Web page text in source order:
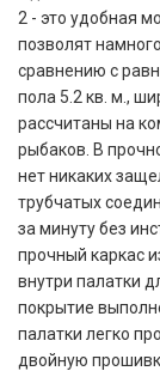
2 - это удобная
позволят
сравнению с
пола 5.2 кв. м.,
рассчитаны на
рыбаков. В
нет никаких
трубчатых
за минуту без
прочный каркас
внутри палатки
покрытие
палатки легко
двойную